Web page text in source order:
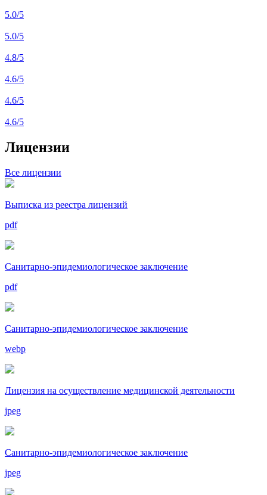
5.0/5
5.0/5
4.8/5
4.6/5
4.6/5
4.6/5
Лицензии
Все лицензии
Выписка из реестра лицензий
pdf
Санитарно-эпидемиологическое заключение
pdf
Санитарно-эпидемиологическое заключение
webp
Лицензия на осуществление медицинской деятельности
jpeg
Санитарно-эпидемиологическое заключение
jpeg